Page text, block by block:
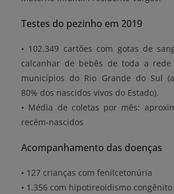
Testes do pezinho em 2019
• 102.349 cartões com gotas de
calcanhar de bebês de toda a
municípios do Rio Grande do Sul
80% dos nascidos vivos do Estado).
• Média de coletas por mês:
recém-nascidos
Acompanhamento das doenças
• 127 crianças com fenilcetonúria
• 1.356 com hipotireoidismo congênito